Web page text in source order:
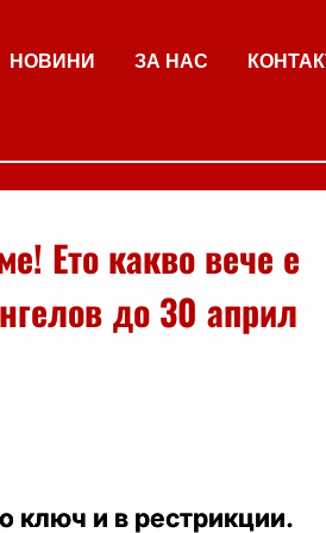
НОВИНИ ЗА НАС
Ето какво вече е
до 30 април
ключ и в рестрикции.